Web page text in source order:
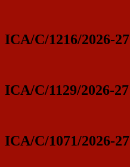
ICA/C/1216/2026-27
ICA/C/1129/2026-27
ICA/C/1071/2026-27